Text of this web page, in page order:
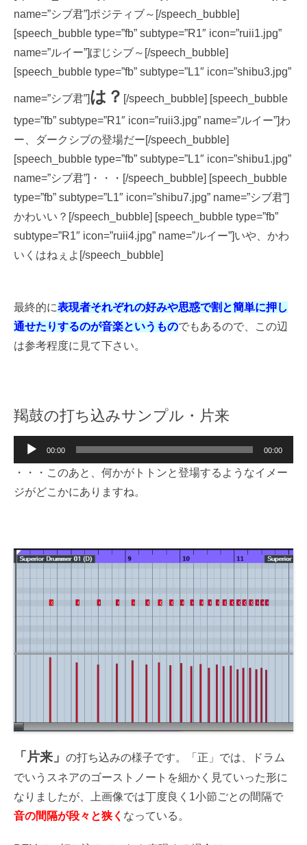
name=”シブ君”]ポジティブ～[/speech_bubble]
[speech_bubble type=”fb” subtype=”R1″ icon=”ruii1.jpg”
name=”ルイー”]ぽじシブ～[/speech_bubble]
[speech_bubble type=”fb” subtype=”L1″ icon=”shibu3.jpg”
name=”シブ君”]は？ [/speech_bubble] [speech_bubble
type=”fb” subtype=”R1″ icon=”ruii3.jpg” name=”ルイー”]わ
ー、ダークシブの登場だー[/speech_bubble]
[speech_bubble type=”fb” subtype=”L1″ icon=”shibu1.jpg”
name=”シブ君”]・・・[/speech_bubble] [speech_bubble
type=”fb” subtype=”L1″ icon=”shibu7.jpg” name=”シブ君”]
かわいい？[/speech_bubble] [speech_bubble type=”fb”
subtype=”R1″ icon=”ruii4.jpg” name=”ルイー”]いや、かわ
いくはねぇよ[/speech_bubble]
最終的に表現者それぞれの好みや思惑で割と簡単に押し
通せたりするのが音楽というものでもあるので、この辺
は参考程度に見て下さい。
羯鼓の打ち込みサンプル・片来
声
ー
00:00 00:00
・・・このあと、何かがトトンと登場するようなイメー
ジがどこかにありますね。
「片来」 の打ち込みの様子です。「正」では、ドラム
でいうスネアのゴーストノートを細かく見ていった形に
なりましたが、上画像では丁度良く1小節ごとの間隔で
音の間隔が段々と狭く なっている。